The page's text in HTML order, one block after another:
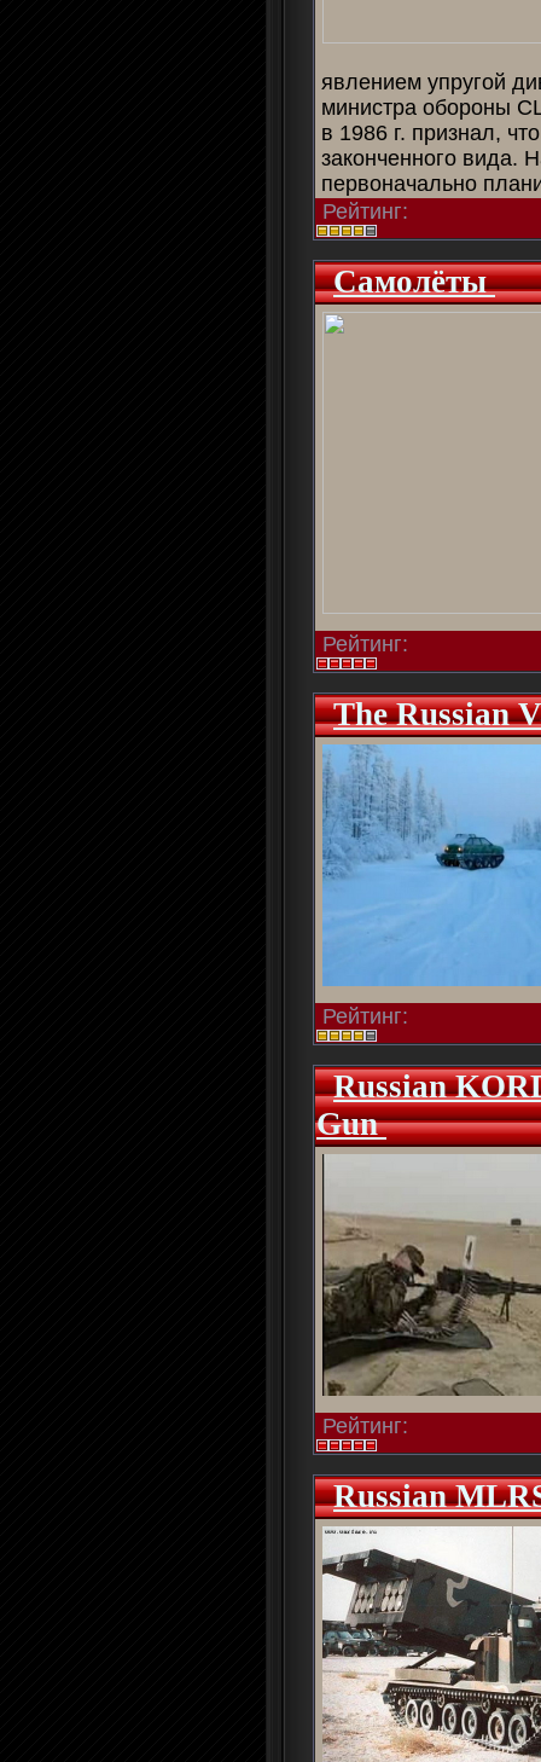
явлением упругой
министра обороны
в 1986 г. признал,
законченного вида.
первоначально
Рейтинг:
Самолёты
Рейтинг:
The Russian
Рейтинг:
Russian
Gun
Рейтинг:
Russian